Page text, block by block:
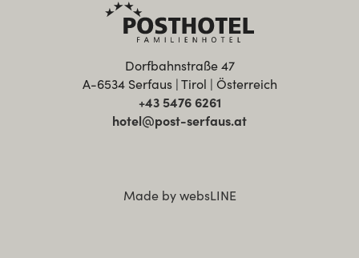
Made by websLINE
Dorfbahnstraße 47
A-6534 Serfaus | Tirol | Österreich
+43 5476 6261
hotel@post-serfaus.at